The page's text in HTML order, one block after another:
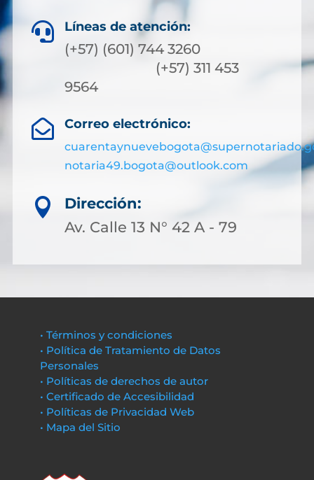
 Líneas de atención:
(+57) (601) 744 3260
(+57) 311 453
9564
 Correo electrónico:
notaria49.bogota@outlook.com

Dirección:
Av. Calle 13 N° 42 A - 79
• Términos y condiciones
• Política de Tratamiento de Datos
Personales
• Políticas de derechos de autor
• Certificado de Accesibilidad
• Políticas de Privacidad Web
• Mapa del Sitio